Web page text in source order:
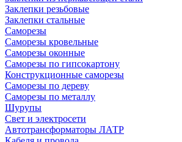
Заклепки резьбовые
Заклепки стальные
Саморезы
Саморезы кровельные
Саморезы оконные
Саморезы по гипсокартону
Конструкционные саморезы
Саморезы по дереву
Саморезы по металлу
Шурупы
Свет и электросети
Автотрансформаторы ЛАТР